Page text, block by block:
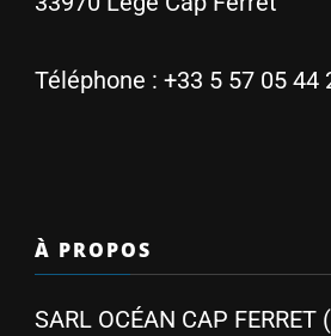
Téléphone : +33 5 57 05 44
À PROPOS
SARL OCÉAN CAP